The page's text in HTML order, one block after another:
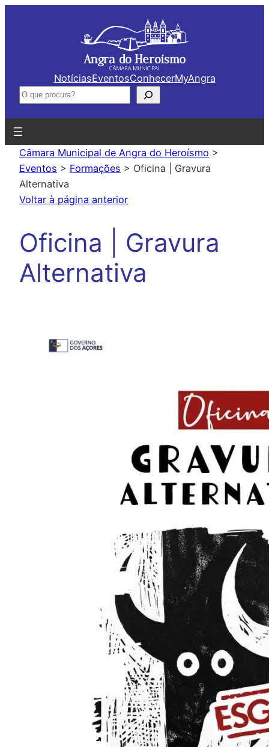
NotíciasEventosConhecerMyAngra
Pesquisar
Câmara Municipal de Angra do Heroísmo >
Eventos > Formações > Oficina | Gravura
Alternativa
Voltar à página anterior
Oficina | Gravura
Alternativa